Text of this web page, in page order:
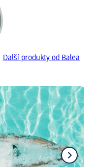
Další produkty od Balea